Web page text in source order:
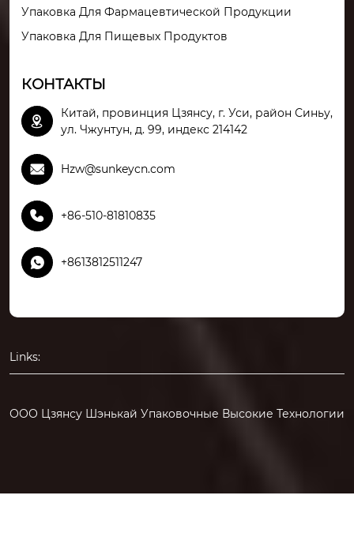
Упаковка Для Фармацевтической Продукции
Упаковка Для Пищевых Продуктов
КОНТАКТЫ

Китай, провинция Цзянсу, г. Уси, район Синьу,
ул. Чжунтун, д. 99, индекс 214142
 Hzw@sunkeycn.com
 +86-510-81810835
 +8613812511247
Links:
ООО Цзянсу Шэнькай Упаковочные Высокие Технологии